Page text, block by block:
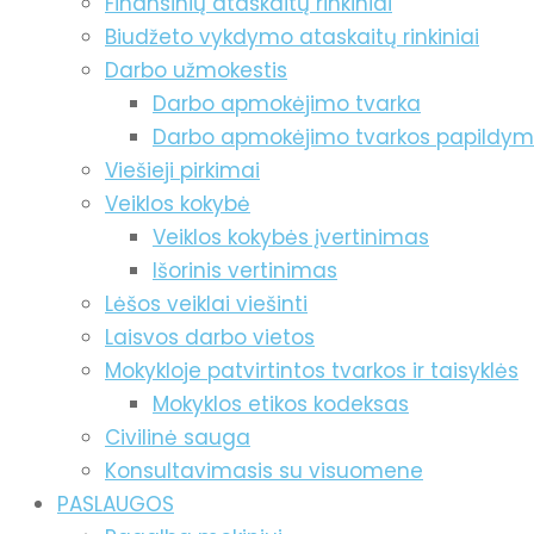
Biudžeto vykdymo ataskaitų rinkiniai
Darbo užmokestis
Darbo apmokėjimo tvarka
Darbo apmokėjimo tvarkos
Viešieji pirkimai
Veiklos kokybė
Veiklos kokybės įvertinimas
Išorinis vertinimas
Lėšos veiklai viešinti
Laisvos darbo vietos
Mokykloje patvirtintos tvarkos ir taisyklės
Mokyklos etikos kodeksas
Civilinė sauga
Konsultavimasis su visuomene
PASLAUGOS